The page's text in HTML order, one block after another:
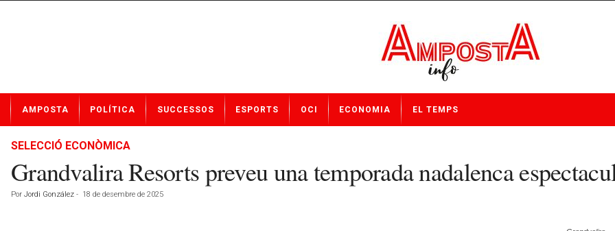
t
AMPOSTA POLÍTICA SUCCESSOS ESPORTS OCI ECONOMIA EL TEMPS
SELECCIÓ ECONÒMICA
Grandvalira Resorts preveu una temporada nadalenca
Por Jordi González - 18 de desembre de 2025